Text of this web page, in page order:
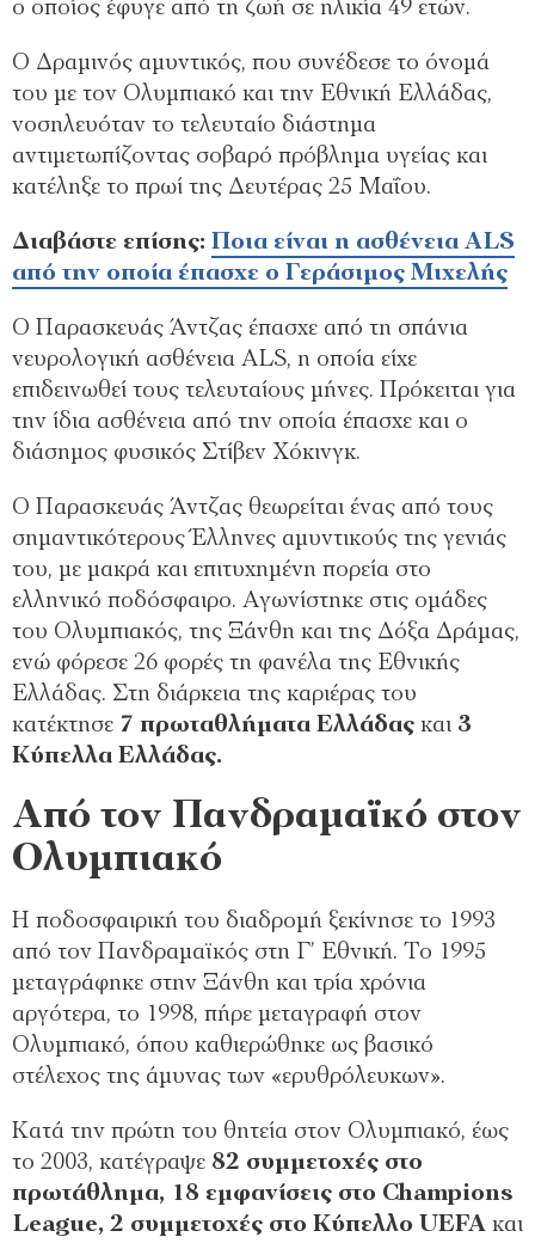
ο οποίος έφυγε από τη ζωή σε ηλικία 49 ετών.
Ο Δραμινός αμυντικός, που συνέδεσε το όνομά
του με τον Ολυμπιακό και την Εθνική Ελλάδας,
νοσηλευόταν το τελευταίο διάστημα
αντιμετωπίζοντας σοβαρό πρόβλημα υγείας και
κατέληξε το πρωί της Δευτέρας 25 Μαΐου.
Διαβάστε επίσης: Ποια είναι η ασθένεια ALS
από την οποία έπασχε ο Γεράσιμος Μιχελής
Ο Παρασκευάς Άντζας έπασχε από τη σπάνια
νευρολογική ασθένεια ALS, η οποία είχε
επιδεινωθεί τους τελευταίους μήνες. Πρόκειται για
την ίδια ασθένεια από την οποία έπασχε και ο
διάσημος φυσικός Στίβεν Χόκινγκ.
Ο Παρασκευάς Άντζας θεωρείται ένας από τους
σημαντικότερους Έλληνες αμυντικούς της γενιάς
του, με μακρά και επιτυχημένη πορεία στο
ελληνικό ποδόσφαιρο. Αγωνίστηκε στις ομάδες
του Ολυμπιακός, της Ξάνθη και της Δόξα Δράμας,
ενώ φόρεσε 26 φορές τη φανέλα της Εθνικής
Ελλάδας. Στη διάρκεια της καριέρας του
κατέκτησε 7 πρωταθλήματα Ελλάδας και 3
Κύπελλα Ελλάδας.
Από τον Πανδραμαϊκό στον
Ολυμπιακό
Η ποδοσφαιρική του διαδρομή ξεκίνησε το 1993
από τον Πανδραμαϊκός στη Γ’ Εθνική. Το 1995
μεταγράφηκε στην Ξάνθη και τρία χρόνια
αργότερα, το 1998, πήρε μεταγραφή στον
Ολυμπιακό, όπου καθιερώθηκε ως βασικό
στέλεχος της άμυνας των «ερυθρόλευκων».
Κατά την πρώτη του θητεία στον Ολυμπιακό, έως
το 2003, κατέγραψε 82 συμμετοχές στο
πρωτάθλημα, 18 εμφανίσεις στο Champions
League, 2 συμμετοχές στο Κύπελλο UEFA και